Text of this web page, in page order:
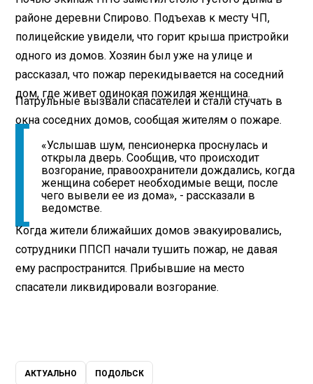
районе деревни Спирово. Подъехав к месту ЧП,
полицейские увидели, что горит крыша пристройки
одного из домов. Хозяин был уже на улице и
рассказал, что пожар перекидывается на соседний
дом, где живет одинокая пожилая женщина.
Патрульные вызвали спасателей и стали стучать в
окна соседних домов, сообщая жителям о пожаре.
«Услышав шум, пенсионерка проснулась и
открыла дверь. Сообщив, что происходит
возгорание, правоохранители дождались, когда
женщина соберет необходимые вещи, после
чего вывели ее из дома», - рассказали в
ведомстве.
Когда жители ближайших домов эвакуировались,
сотрудники ППСП начали тушить пожар, не давая
ему распространится. Прибывшие на место
спасатели ликвидировали возгорание.
АКТУАЛЬНО ПОДОЛЬСК